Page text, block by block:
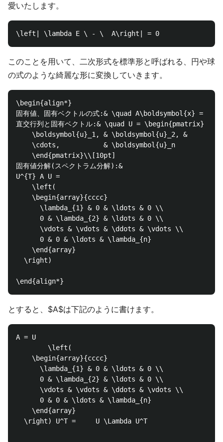
愛いたします。
このことを用いて、二次形式を標準形と呼ばれる、円や球
の式のような綺麗な形に変換していきます。
\begin{align*}
固有値、固有ベクトルの式:& \quad A\boldsymbol{x} =
直交行列と固有ベクトル:& \quad U = \begin{pmatrix}
    \boldsymbol{u}_1, & \boldsymbol{u}_2, &
    \cdots,           & \boldsymbol{u}_n
    \end{pmatrix}\\[10pt]
固有値分解(スペクトラム分解):&
U^{T} A U =
    \left(
    \begin{array}{cccc}
      \lambda_{1} & 0 & \ldots & 0 \\
      0 & \lambda_{2} & \ldots & 0 \\
      \vdots & \vdots & \ddots & \vdots \\
      0 & 0 & \ldots & \lambda_{n}
    \end{array}
  \right)
とすると、$A$は下記のように書けます。
A = U
        \left(
    \begin{array}{cccc}
      \lambda_{1} & 0 & \ldots & 0 \\
      0 & \lambda_{2} & \ldots & 0 \\
      \vdots & \vdots & \ddots & \vdots \\
      0 & 0 & \ldots & \lambda_{n}
    \end{array}
  \right) U^T =     U \Lambda U^T